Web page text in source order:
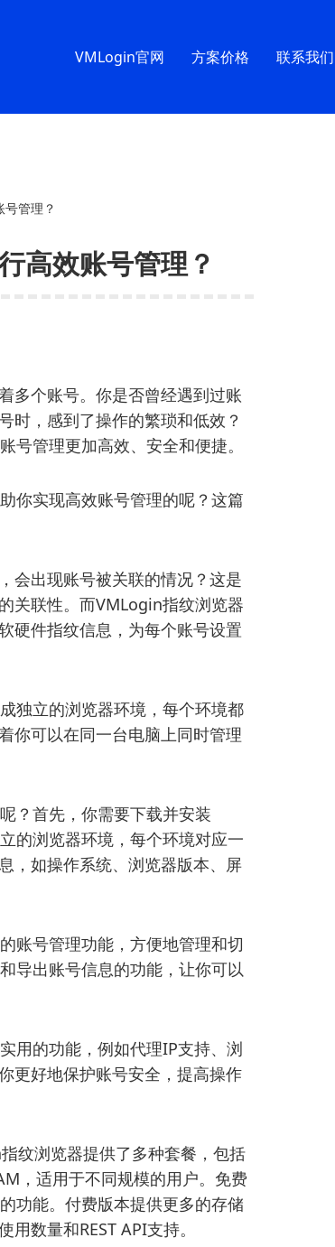
VMLogin官网 方案价格 联系我们
管理？
高效账号管理？
多个账号。你是否曾经遇到过账
时，感到了操作的繁琐和低效？
管理更加高效、安全和便捷。
你实现高效账号管理的呢？这篇
会出现账号被关联的情况？这是
关联性。而VMLogin指纹浏览器
硬件指纹信息，为每个账号设置
独立的浏览器环境，每个环境都
你可以在同一台电脑上同时管理
？首先，你需要下载并安装
的浏览器环境，每个环境对应一
，如操作系统、浏览器版本、屏
账号管理功能，方便地管理和切
导出账号信息的功能，让你可以
用的功能，例如代理IP支持、浏
更好地保护账号安全，提高操作
纹浏览器提供了多种套餐，包括
，适用于不同规模的用户。免费
功能。付费版本提供更多的存储
数量和REST API支持。